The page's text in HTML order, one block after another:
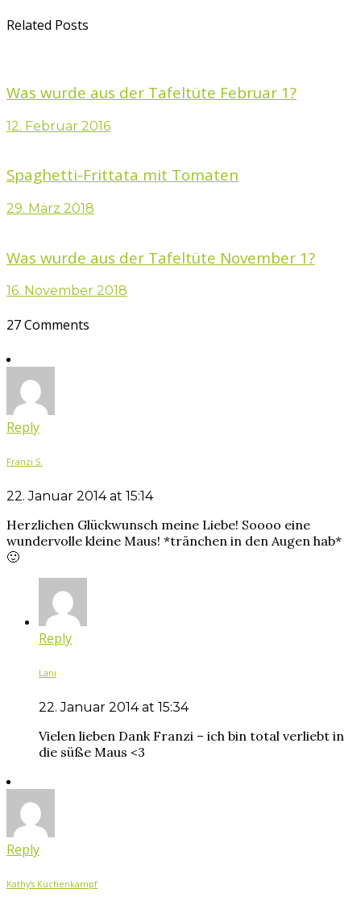
Related Posts
Was wurde aus der Tafeltüte Februar 1?
12. Februar 2016
Spaghetti-Frittata mit Tomaten
29. März 2018
Was wurde aus der Tafeltüte November 1?
16. November 2018
27 Comments
Reply
Franzi S.
22. Januar 2014 at 15:14
Herzlichen Glückwunsch meine Liebe! Soooo eine
wundervolle kleine Maus! *tränchen in den Augen hab*
🙂
Reply
Lani
22. Januar 2014 at 15:34
Vielen lieben Dank Franzi – ich bin total verliebt in
die süße Maus <3
Reply
Kathy's Küchenkampf